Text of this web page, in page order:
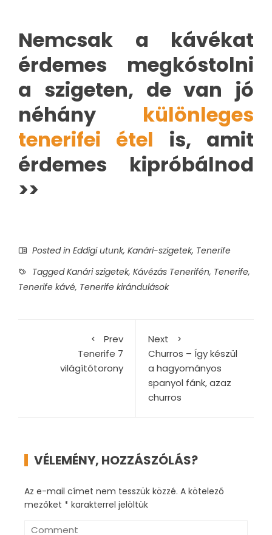
Nemcsak a kávékat
érdemes megkóstolni
a szigeten, de van jó
néhány különleges
tenerifei étel is, amit
érdemes kipróbálnod
>>
Posted in Eddigi utunk, Kanári-szigetek, Tenerife
TaggedKanári szigetek, Kávézás Tenerifén, Tenerife,
Tenerife kávé, Tenerife kirándulások
Prev
Tenerife 7
világítótorony
Next
Churros – Így készül
a hagyományos
spanyol fánk, azaz
churros
VÉLEMÉNY, HOZZÁSZÓLÁS?
Az e-mail címet nem tesszük közzé. A kötelező
mezőket * karakterrel jelöltük